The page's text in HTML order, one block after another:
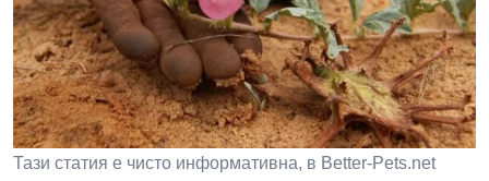
Тази статия е чисто информативна, в Better-Pets.net